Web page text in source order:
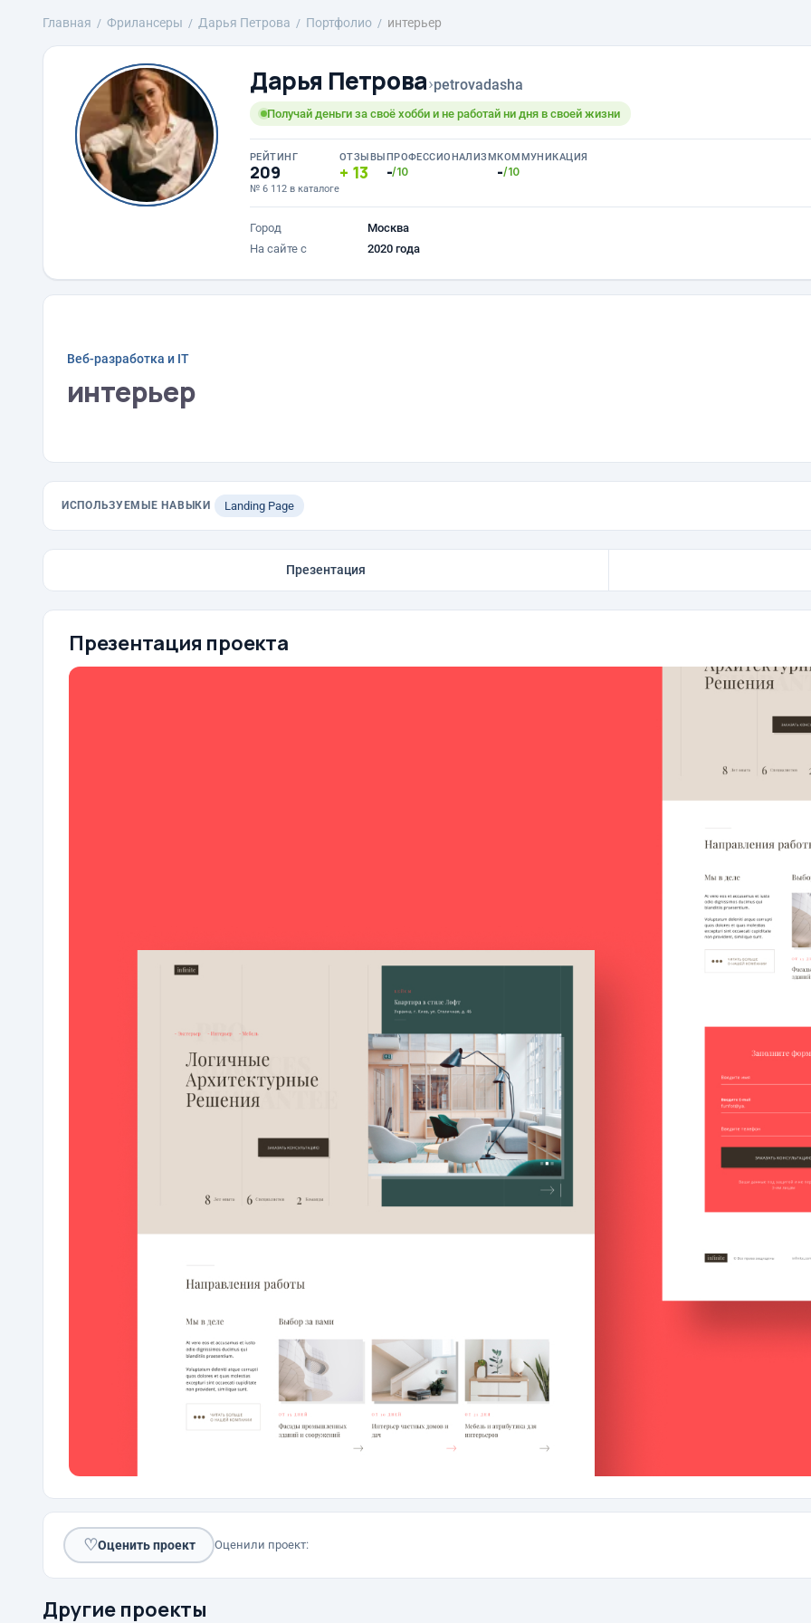
Главная Фрилансеры Дарья Петрова Портфолио интерьер
Дарья Петрова›petrovadasha
Получай деньги за своё хобби и не работай ни дня в своей жизни
РЕЙТИНГ
209
№ 6 112 в каталоге
ОТЗЫВЫ
13
ПРОФЕССИОНАЛИЗМ
-/10
КОММУНИКАЦИЯ
-/10
Город
Москва
На сайте с
2020 года
Веб-разработка и IT
интерьер
ИСПОЛЬЗУЕМЫЕ НАВЫКИ Landing Page
Презентация
Презентация проекта
♡Оценить проект Оценили проект:
Другие проекты